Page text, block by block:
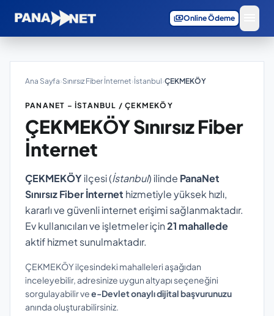
paymentsOnline Ödeme
Ana Sayfa›Sınırsız Fiber İnternet›İstanbul›ÇEKMEKÖY
PANANET – İSTANBUL / ÇEKMEKÖY
ÇEKMEKÖYSınırsız Fiber
İnternet
ÇEKMEKÖYilçesi (İstanbul) ilinde PanaNet
Sınırsız Fiber İnternet hizmetiyle yüksek hızlı,
kararlı ve güvenli internet erişimi sağlanmaktadır.
Ev kullanıcıları ve işletmeler için21 mahallede
aktif hizmet sunulmaktadır.
ÇEKMEKÖY ilçesindeki mahalleleri aşağıdan
inceleyebilir, adresinize uygun altyapı seçeneğini
sorgulayabilir vee-Devlet onaylı dijital başvurunuzu
anında oluşturabilirsiniz.